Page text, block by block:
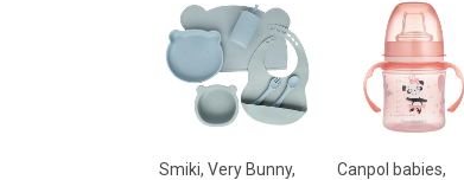
Smiki, Very Bunny,
Canpol babies,